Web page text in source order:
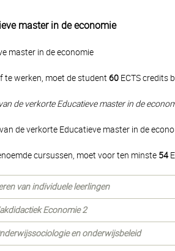
master in de economie
master in de economie
te werken, moet de student 60 ECTS credits
de verkorte Educatieve master in de
de verkorte Educatieve master in de
cursussen, moet voor ten minste 54
van individuele leerlingen
Economie 2
en onderwijsbeleid